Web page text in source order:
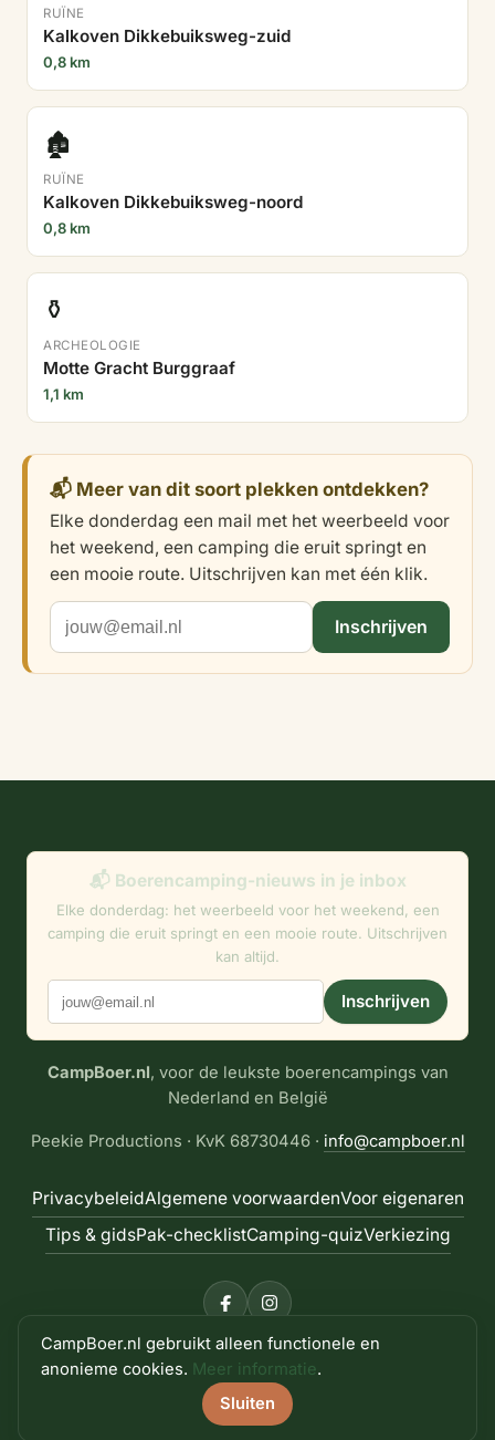
RUÏNE
Kalkoven Dikkebuiksweg-zuid
0,8 km
🏚️
RUÏNE
Kalkoven Dikkebuiksweg-noord
0,8 km
⚱️
ARCHEOLOGIE
Motte Gracht Burggraaf
1,1 km
📬 Meer van dit soort plekken ontdekken?
Elke donderdag een mail met het weerbeeld voor
het weekend, een camping die eruit springt en
een mooie route. Uitschrijven kan met één klik.
Inschrijven
📬 Boerencamping-nieuws in je inbox
Elke donderdag: het weerbeeld voor het weekend, een
camping die eruit springt en een mooie route. Uitschrijven
kan altijd.
Inschrijven
CampBoer.nl, voor de leukste boerencampings van
Nederland en België
Peekie Productions · KvK 68730446 · info@campboer.nl
PrivacybeleidAlgemene voorwaardenVoor eigenaren
Tips & gidsPak-checklistCamping-quizVerkiezing
© 2026 CampBoer.nl · Alle rechten voorbehouden · site
door Peekie Productions
CampBoer.nl gebruikt alleen functionele en
anonieme cookies. Meer informatie.
Sluiten